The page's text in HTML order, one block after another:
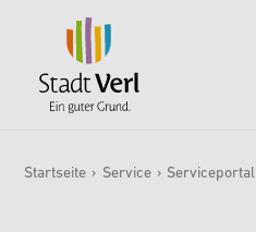
Zum Hauptinhalt springen
Startseite
Aktuelles
Startseite › Service › Serviceportal